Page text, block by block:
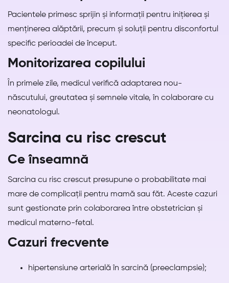
Pacientele primesc sprijin și informații pentru inițierea și
menținerea alăptării, precum și soluții pentru disconfortul
specific perioadei de început.
Monitorizarea copilului
În primele zile, medicul verifică adaptarea nou-
născutului, greutatea și semnele vitale, în colaborare cu
neonatologul.
Sarcina cu risc crescut
Ce înseamnă
Sarcina cu risc crescut presupune o probabilitate mai
mare de complicații pentru mamă sau făt. Aceste cazuri
sunt gestionate prin colaborarea între obstetrician și
medicul materno-fetal.
Cazuri frecvente
hipertensiune arterială în sarcină (preeclampsie);